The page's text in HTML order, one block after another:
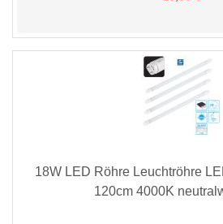
18W LED Röhre Leuchtröhre
120cm 4000K